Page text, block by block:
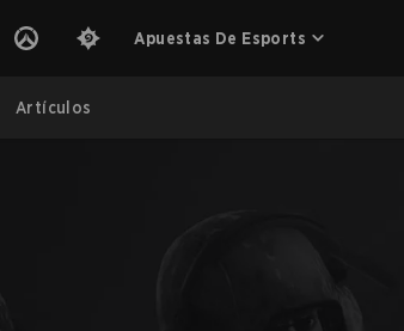
Apuestas De Esports
Artículos